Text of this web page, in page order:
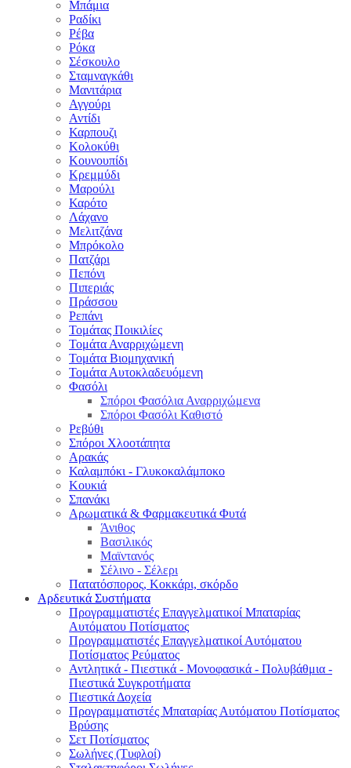
Μπάμια
Ραδίκι
Ρέβα
Ρόκα
Σέσκουλο
Σταμναγκάθι
Μανιτάρια
Αγγούρι
Αντίδι
Καρπουζι
Κολοκύθι
Κουνουπίδι
Κρεμμύδι
Μαρούλι
Καρότο
Λάχανο
Μελιτζάνα
Μπρόκολο
Πατζάρι
Πεπόνι
Πιπεριάς
Πράσσου
Ρεπάνι
Τομάτας Ποικιλίες
Τομάτα Αναρριχώμενη
Τομάτα Βιομηχανική
Τομάτα Αυτοκλαδευόμενη
Φασόλι
Σπόροι Φασόλια Αναρριχώμενα
Σπόροι Φασόλι Καθιστό
Ρεβύθι
Σπόροι Χλοοτάπητα
Αρακάς
Καλαμπόκι - Γλυκοκαλάμποκο
Κουκιά
Σπανάκι
Αρωματικά & Φαρμακευτικά Φυτά
Άνιθος
Βασιλικός
Μαϊντανός
Σέλινο - Σέλερι
Πατατόσπορος, Κοκκάρι, σκόρδο
Αρδευτικά Συστήματα
Προγραμματιστές Επαγγελματικοί Μπαταρίας
Αυτόματου Ποτίσματος
Προγραμματιστές Επαγγελματικοί Αυτόματου
Ποτίσματος Ρεύματος
Αντλητικά - Πιεστικά - Μονοφασικά - Πολυβάθμια -
Πιεστικά Συγκροτήματα
Πιεστικά Δοχεία
Προγραμματιστές Μπαταρίας Αυτόματου Ποτίσματος
Βρύσης
Σετ Ποτίσματος
Σωλήνες (Τυφλοί)